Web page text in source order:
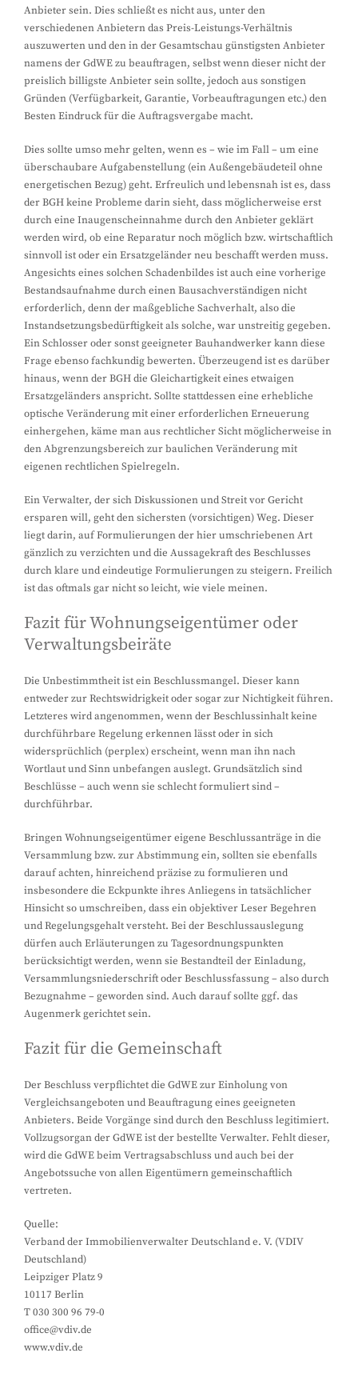
Anbieter sein. Dies schließt es nicht aus, unter den
verschiedenen Anbietern das Preis-Leistungs-Verhältnis
auszuwerten und den in der Gesamtschau günstigsten Anbieter
namens der GdWE zu beauftragen, selbst wenn dieser nicht der
preislich billigste Anbieter sein sollte, jedoch aus sonstigen
Gründen (Verfügbarkeit, Garantie, Vorbeauftragungen etc.) den
Besten Eindruck für die Auftragsvergabe macht.
Dies sollte umso mehr gelten, wenn es – wie im Fall – um eine
überschaubare Aufgabenstellung (ein Außengebäudeteil ohne
energetischen Bezug) geht. Erfreulich und lebensnah ist es, dass
der BGH keine Probleme darin sieht, dass möglicherweise erst
durch eine Inaugenscheinnahme durch den Anbieter geklärt
werden wird, ob eine Reparatur noch möglich bzw. wirtschaftlich
sinnvoll ist oder ein Ersatzgeländer neu beschafft werden muss.
Angesichts eines solchen Schadenbildes ist auch eine vorherige
Bestandsaufnahme durch einen Bausachverständigen nicht
erforderlich, denn der maßgebliche Sachverhalt, also die
Instandsetzungsbedürftigkeit als solche, war unstreitig gegeben.
Ein Schlosser oder sonst geeigneter Bauhandwerker kann diese
Frage ebenso fachkundig bewerten. Überzeugend ist es darüber
hinaus, wenn der BGH die Gleichartigkeit eines etwaigen
Ersatzgeländers anspricht. Sollte stattdessen eine erhebliche
optische Veränderung mit einer erforderlichen Erneuerung
einhergehen, käme man aus rechtlicher Sicht möglicherweise in
den Abgrenzungsbereich zur baulichen Veränderung mit
eigenen rechtlichen Spielregeln.
Ein Verwalter, der sich Diskussionen und Streit vor Gericht
ersparen will, geht den sichersten (vorsichtigen) Weg. Dieser
liegt darin, auf Formulierungen der hier umschriebenen Art
gänzlich zu verzichten und die Aussagekraft des Beschlusses
durch klare und eindeutige Formulierungen zu steigern. Freilich
ist das oftmals gar nicht so leicht, wie viele meinen.
Fazit für Wohnungseigentümer oder
Verwaltungsbeiräte
Die Unbestimmtheit ist ein Beschlussmangel. Dieser kann
entweder zur Rechtswidrigkeit oder sogar zur Nichtigkeit führen.
Letzteres wird angenommen, wenn der Beschlussinhalt keine
durchführbare Regelung erkennen lässt oder in sich
widersprüchlich (perplex) erscheint, wenn man ihn nach
Wortlaut und Sinn unbefangen auslegt. Grundsätzlich sind
Beschlüsse – auch wenn sie schlecht formuliert sind –
durchführbar.
Bringen Wohnungseigentümer eigene Beschlussanträge in die
Versammlung bzw. zur Abstimmung ein, sollten sie ebenfalls
darauf achten, hinreichend präzise zu formulieren und
insbesondere die Eckpunkte ihres Anliegens in tatsächlicher
Hinsicht so umschreiben, dass ein objektiver Leser Begehren
und Regelungsgehalt versteht. Bei der Beschlussauslegung
dürfen auch Erläuterungen zu Tagesordnungspunkten
berücksichtigt werden, wenn sie Bestandteil der Einladung,
Versammlungsniederschrift oder Beschlussfassung – also durch
Bezugnahme – geworden sind. Auch darauf sollte ggf. das
Augenmerk gerichtet sein.
Fazit für die Gemeinschaft
Der Beschluss verpflichtet die GdWE zur Einholung von
Vergleichsangeboten und Beauftragung eines geeigneten
Anbieters. Beide Vorgänge sind durch den Beschluss legitimiert.
Vollzugsorgan der GdWE ist der bestellte Verwalter. Fehlt dieser,
wird die GdWE beim Vertragsabschluss und auch bei der
Angebotssuche von allen Eigentümern gemeinschaftlich
vertreten.
Quelle:
Verband der Immobilienverwalter Deutschland e. V. (VDIV
Deutschland)
Leipziger Platz 9
10117 Berlin
T 030 300 96 79-0
office@vdiv.de
www.vdiv.de